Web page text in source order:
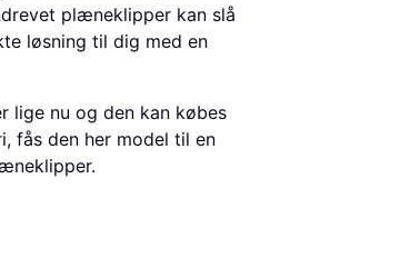
plæneklipper kan slå
løsning til dig med en
lige nu og den kan købes
fås den her model til en